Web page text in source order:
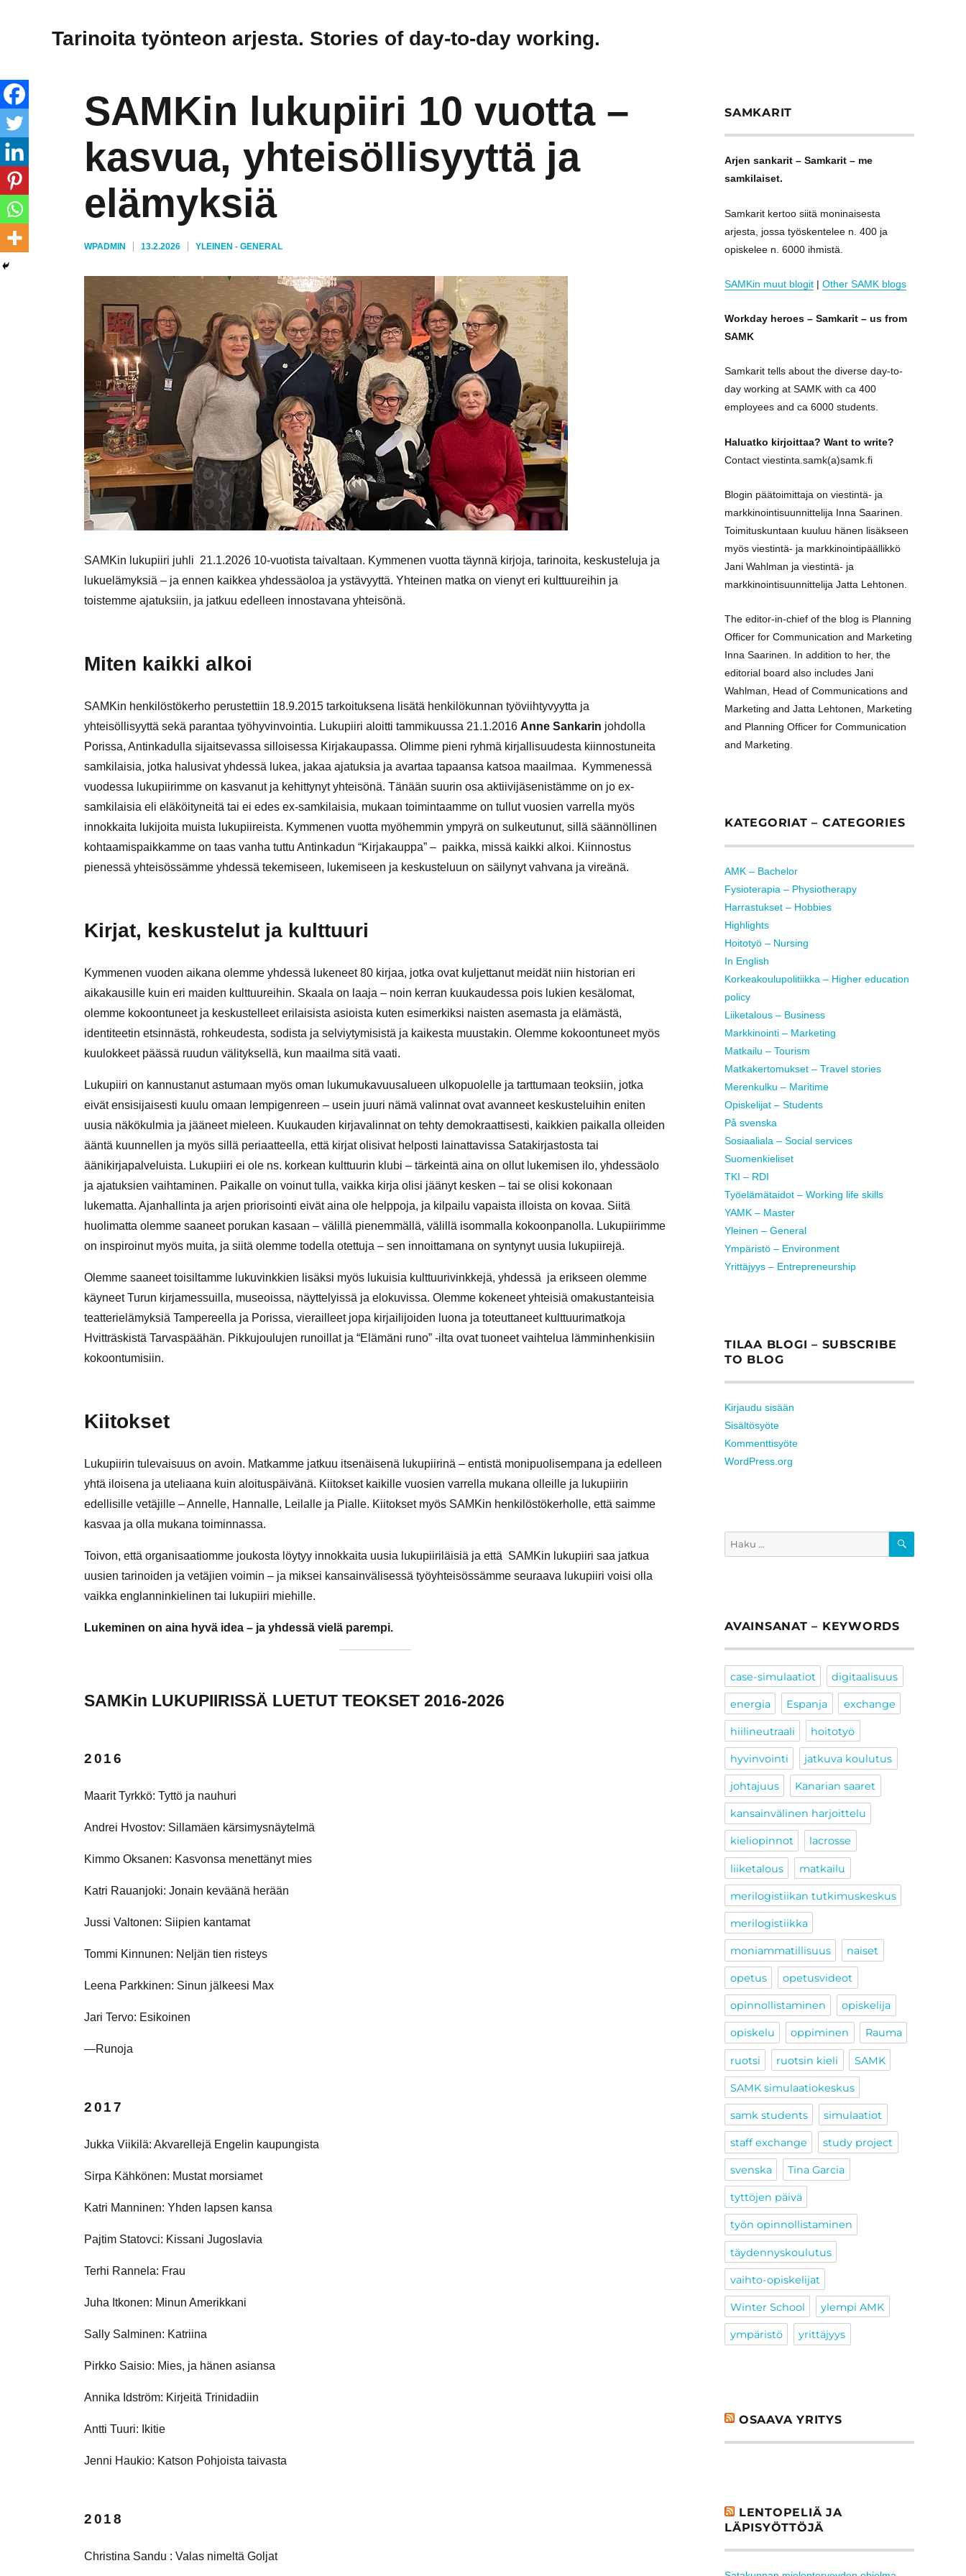
Tarinoita työnteon arjesta. Stories of day-to-day working.
SAMKin lukupiiri 10 vuotta –
kasvua, yhteisöllisyyttä ja
elämyksiä
KIRJOITTAJA
WPADMIN JULKAISTU
13.2.2026 KATEGORIAT
YLEINEN - GENERAL
SAMKin lukupiiri juhli 21.1.2026 10-vuotista taivaltaan. Kymmenen vuotta täynnä kirjoja, tarinoita, keskusteluja ja
lukuelämyksiä – ja ennen kaikkea yhdessäoloa ja ystävyyttä. Yhteinen matka on vienyt eri kulttuureihin ja
toistemme ajatuksiin, ja jatkuu edelleen innostavana yhteisönä.
Miten kaikki alkoi
SAMKin henkilöstökerho perustettiin 18.9.2015 tarkoituksena lisätä henkilökunnan työviihtyvyytta ja
yhteisöllisyyttä sekä parantaa työhyvinvointia. Lukupiiri aloitti tammikuussa 21.1.2016 Anne Sankarin johdolla
Porissa, Antinkadulla sijaitsevassa silloisessa Kirjakaupassa. Olimme pieni ryhmä kirjallisuudesta kiinnostuneita
samkilaisia, jotka halusivat yhdessä lukea, jakaa ajatuksia ja avartaa tapaansa katsoa maailmaa. Kymmenessä
vuodessa lukupiirimme on kasvanut ja kehittynyt yhteisönä. Tänään suurin osa aktiivijäsenistämme on jo ex-
samkilaisia eli eläköityneitä tai ei edes ex-samkilaisia, mukaan toimintaamme on tullut vuosien varrella myös
innokkaita lukijoita muista lukupiireista. Kymmenen vuotta myöhemmin ympyrä on sulkeutunut, sillä säännöllinen
kohtaamispaikkamme on taas vanha tuttu Antinkadun “Kirjakauppa” – paikka, missä kaikki alkoi. Kiinnostus
pienessä yhteisössämme yhdessä tekemiseen, lukemiseen ja keskusteluun on säilynyt vahvana ja vireänä.
Kirjat, keskustelut ja kulttuuri
Kymmenen vuoden aikana olemme yhdessä lukeneet 80 kirjaa, jotka ovat kuljettanut meidät niin historian eri
aikakausille kuin eri maiden kulttuureihin. Skaala on laaja – noin kerran kuukaudessa pois lukien kesälomat,
olemme kokoontuneet ja keskustelleet erilaisista asioista kuten esimerkiksi naisten asemasta ja elämästä,
identiteetin etsinnästä, rohkeudesta, sodista ja selviytymisistä ja kaikesta muustakin. Olemme kokoontuneet myös
kuulokkeet päässä ruudun välityksellä, kun maailma sitä vaati.
Lukupiiri on kannustanut astumaan myös oman lukumukavuusalueen ulkopuolelle ja tarttumaan teoksiin, jotka
eivät ensisijaisesti kuulu omaan lempigenreen – usein juuri nämä valinnat ovat avanneet keskusteluihin eniten
uusia näkökulmia ja jääneet mieleen. Kuukauden kirjavalinnat on tehty demokraattisesti, kaikkien paikalla olleiden
ääntä kuunnellen ja myös sillä periaatteella, että kirjat olisivat helposti lainattavissa Satakirjastosta tai
äänikirjapalveluista. Lukupiiri ei ole ns. korkean kulttuurin klubi – tärkeintä aina on ollut lukemisen ilo, yhdessäolo
ja ajatuksien vaihtaminen. Paikalle on voinut tulla, vaikka kirja olisi jäänyt kesken – tai se olisi kokonaan
lukematta. Ajanhallinta ja arjen priorisointi eivät aina ole helppoja, ja kilpailu vapaista illoista on kovaa. Siitä
huolimatta olemme saaneet porukan kasaan – välillä pienemmällä, välillä isommalla kokoonpanolla. Lukupiirimme
on inspiroinut myös muita, ja siitä olemme todella otettuja – sen innoittamana on syntynyt uusia lukupiirejä.
Olemme saaneet toisiltamme lukuvinkkien lisäksi myös lukuisia kulttuurivinkkejä, yhdessä ja erikseen olemme
käyneet Turun kirjamessuilla, museoissa, näyttelyissä ja elokuvissa. Olemme kokeneet yhteisiä omakustanteisia
teatterielämyksiä Tampereella ja Porissa, vierailleet jopa kirjailijoiden luona ja toteuttaneet kulttuurimatkoja
Hvitträskistä Tarvaspäähän. Pikkujoulujen runoillat ja “Elämäni runo” -ilta ovat tuoneet vaihtelua lämminhenkisiin
kokoontumisiin.
Kiitokset
Lukupiirin tulevaisuus on avoin. Matkamme jatkuu itsenäisenä lukupiirinä – entistä monipuolisempana ja edelleen
yhtä iloisena ja uteliaana kuin aloituspäivänä. Kiitokset kaikille vuosien varrella mukana olleille ja lukupiirin
edellisille vetäjille – Annelle, Hannalle, Leilalle ja Pialle. Kiitokset myös SAMKin henkilöstökerholle, että saimme
kasvaa ja olla mukana toiminnassa.
Toivon, että organisaatiomme joukosta löytyy innokkaita uusia lukupiiriläisiä ja että SAMKin lukupiiri saa jatkua
uusien tarinoiden ja vetäjien voimin – ja miksei kansainvälisessä työyhteisössämme seuraava lukupiiri voisi olla
vaikka englanninkielinen tai lukupiiri miehille.
Lukeminen on aina hyvä idea – ja yhdessä vielä parempi.
SAMKin LUKUPIIRISSÄ LUETUT TEOKSET 2016-2026
2016
Maarit Tyrkkö: Tyttö ja nauhuri
Andrei Hvostov: Sillamäen kärsimysnäytelmä
Kimmo Oksanen: Kasvonsa menettänyt mies
Katri Rauanjoki: Jonain keväänä herään
Jussi Valtonen: Siipien kantamat
Tommi Kinnunen: Neljän tien risteys
Leena Parkkinen: Sinun jälkeesi Max
Jari Tervo: Esikoinen
—Runoja
2017
Jukka Viikilä: Akvarellejä Engelin kaupungista
Sirpa Kähkönen: Mustat morsiamet
Katri Manninen: Yhden lapsen kansa
Pajtim Statovci: Kissani Jugoslavia
Terhi Rannela: Frau
Juha Itkonen: Minun Amerikkani
Sally Salminen: Katriina
Pirkko Saisio: Mies, ja hänen asiansa
Annika Idström: Kirjeitä Trinidadiin
Antti Tuuri: Ikitie
Jenni Haukio: Katson Pohjoista taivasta
2018
Christina Sandu : Valas nimeltä Goljat
SAMKARIT
Arjen sankarit – Samkarit – me
samkilaiset.
Samkarit kertoo siitä moninaisesta
arjesta, jossa työskentelee n. 400 ja
opiskelee n. 6000 ihmistä.
SAMKin muut blogit | Other SAMK blogs
Workday heroes – Samkarit – us from
SAMK
Samkarit tells about the diverse day-to-
day working at SAMK with ca 400
employees and ca 6000 students.
Haluatko kirjoittaa? Want to write?
Contact viestinta.samk(a)samk.fi
Blogin päätoimittaja on viestintä- ja
markkinointisuunnittelija Inna Saarinen.
Toimituskuntaan kuuluu hänen lisäkseen
myös viestintä- ja markkinointipäällikkö
Jani Wahlman ja viestintä- ja
markkinointisuunnittelija Jatta Lehtonen.
The editor-in-chief of the blog is Planning
Officer for Communication and Marketing
Inna Saarinen. In addition to her, the
editorial board also includes Jani
Wahlman, Head of Communications and
Marketing and Jatta Lehtonen, Marketing
and Planning Officer for Communication
and Marketing.
KATEGORIAT – CATEGORIES
AMK – Bachelor
Fysioterapia – Physiotherapy
Harrastukset – Hobbies
Highlights
Hoitotyö – Nursing
In English
Korkeakoulupolitiikka – Higher education
policy
Liiketalous – Business
Markkinointi – Marketing
Matkailu – Tourism
Matkakertomukset – Travel stories
Merenkulku – Maritime
Opiskelijat – Students
På svenska
Sosiaaliala – Social services
Suomenkieliset
TKI – RDI
Työelämätaidot – Working life skills
YAMK – Master
Yleinen – General
Ympäristö – Environment
Yrittäjyys – Entrepreneurship
TILAA BLOGI – SUBSCRIBE
TO BLOG
Kirjaudu sisään
Sisältösyöte
Kommenttisyöte
WordPress.org
Etsi: HAKU
AVAINSANAT – KEYWORDS
case-simulaatiot digitaalisuus
energia Espanja exchange
hiilineutraali hoitotyö
hyvinvointi jatkuva koulutus
johtajuus Kanarian saaret
kansainvälinen harjoittelu
kieliopinnot lacrosse
liiketalous matkailu
merilogistiikan tutkimuskeskus
merilogistiikka
moniammatillisuus naiset
opetus opetusvideot
opinnollistaminen opiskelija
opiskelu oppiminen Rauma
ruotsi ruotsin kieli SAMK
SAMK simulaatiokeskus
samk students simulaatiot
staff exchange study project
svenska Tina Garcia
tyttöjen päivä
työn opinnollistaminen
täydennyskoulutus
vaihto-opiskelijat
Winter School ylempi AMK
ympäristö yrittäjyys
OSAAVA YRITYS
LENTOPELIÄ JA
LÄPISYÖTTÖJÄ